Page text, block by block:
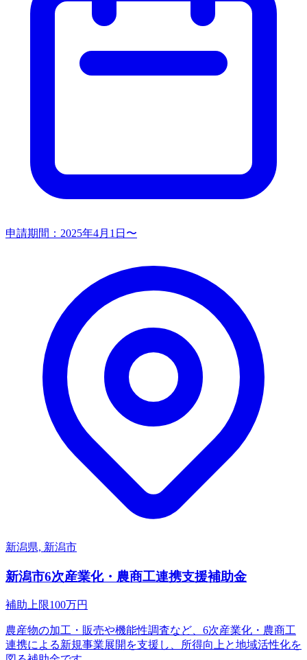
申請期間： 2025年4月1日〜
新潟県, 新潟市
新潟市6次産業化・農商工連携支援補助金
補助上限100万円
農産物の加工・販売や機能性調査など、6次産業化・農商工
連携による新規事業展開を支援し、所得向上と地域活性化を